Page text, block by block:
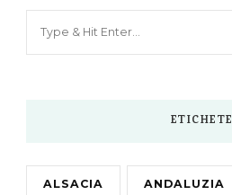
ETICHETE
ALSACIA ANDALUZIA